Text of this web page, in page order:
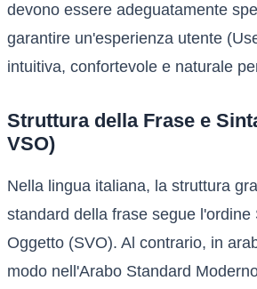
devono essere adeguatamente
garantire un'esperienza utente
intuitiva, confortevole e naturale
Struttura della Frase e
VSO)
Nella lingua italiana, la struttura
standard della frase segue l'ordine
Oggetto (SVO). Al contrario, in
modo nell'Arabo Standard